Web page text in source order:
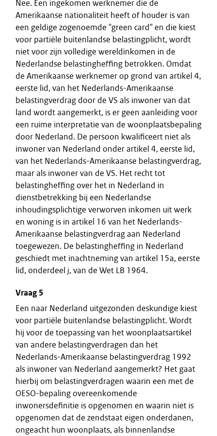
Nee. Een ingekomen werknemer die de
Amerikaanse nationaliteit heeft of houder is van
een geldige zogenoemde "green card" en die kiest
voor partiële buitenlandse belastingplicht, wordt
niet voor zijn volledige wereldinkomen in de
Nederlandse belastingheffing betrokken. Omdat
de Amerikaanse werknemer op grond van artikel 4,
eerste lid, van het Nederlands-Amerikaanse
belastingverdrag door de VS als inwoner van dat
land wordt aangemerkt, is er geen aanleiding voor
een ruime interpretatie van de woonplaatsbepaling
door Nederland. De persoon kwalificeert niet als
inwoner van Nederland onder artikel 4, eerste lid,
van het Nederlands-Amerikaanse belastingverdrag,
maar als inwoner van de VS. Het recht tot
belastingheffing over het in Nederland in
dienstbetrekking bij een Nederlandse
inhoudingsplichtige verworven inkomen uit werk
en woning is in artikel 16 van het Nederlands-
Amerikaanse belastingverdrag aan Nederland
toegewezen. De belastingheffing in Nederland
geschiedt met inachtneming van artikel 15a, eerste
lid, onderdeel j, van de Wet LB 1964.
Vraag 5
Een naar Nederland uitgezonden deskundige kiest
voor partiële buitenlandse belastingplicht. Wordt
hij voor de toepassing van het woonplaatsartikel
van andere belastingverdragen dan het
Nederlands-Amerikaanse belastingverdrag 1992
als inwoner van Nederland aangemerkt? Het gaat
hierbij om belastingverdragen waarin een met de
OESO-bepaling overeenkomende
inwonersdefinitie is opgenomen en waarin niet is
opgenomen dat de zendstaat eigen onderdanen,
ongeacht hun woonplaats, als binnenlandse